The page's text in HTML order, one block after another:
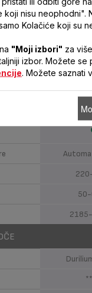
45
koji nisu neophodni".
Kolačiće koji su
"Moji izbori" za
izbor. Možete se
. Možete saznati